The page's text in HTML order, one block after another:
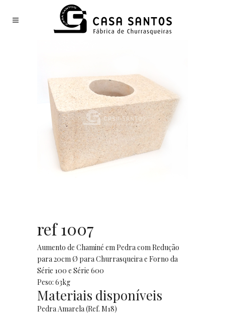
ref 1007
Aumento de Chaminé em Pedra com Redução
para 20cm Ø para Churrasqueira e Forno da
Série 100 e Série 600
Peso: 63kg
Materiais disponíveis
Pedra Amarela (Ref. M18)